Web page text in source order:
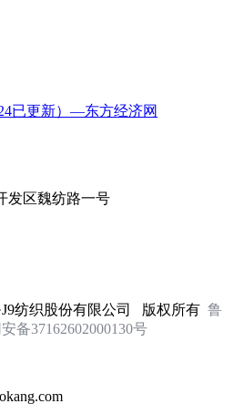
已更新）—东方经济网
发区魏纺路一号
纺织股份有限公司 版权所有 鲁
备37162602000130号